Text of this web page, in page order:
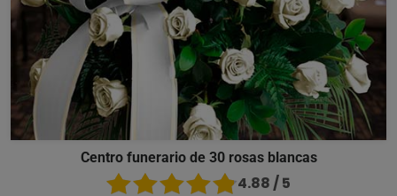
Centro funerario de 30 rosas blancas
4.88 / 5